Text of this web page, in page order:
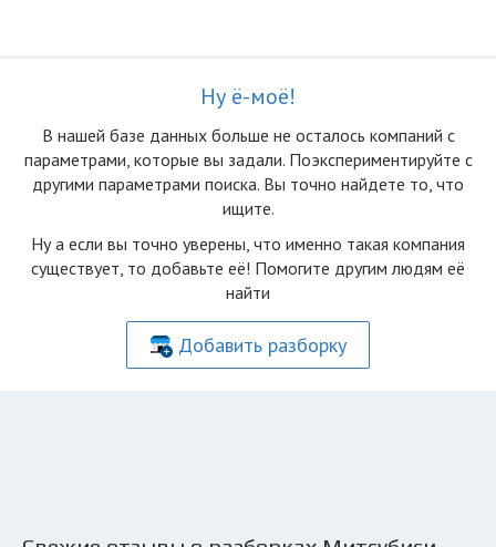
Ну ё-моё!
В нашей базе данных больше не осталоcь компаний с
параметрами, которые вы задали. Поэкспериментируйте с
другими параметрами поиска. Вы точно найдете то, что
ищите.
Ну а если вы точно уверены, что именно такая компания
существует, то добавьте её! Помогите другим людям её
найти
Добавить разборку